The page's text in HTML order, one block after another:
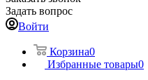
Задать вопрос
Войти
Корзина0
Избранные товары0